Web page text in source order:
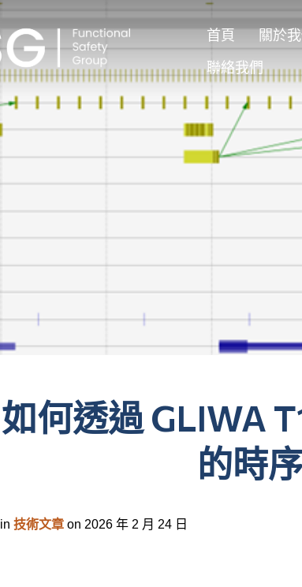
首頁 關於
聯絡我們
如何透過 GLIWA
的時
in 技術文章 on 2026 年 2 月 24 日